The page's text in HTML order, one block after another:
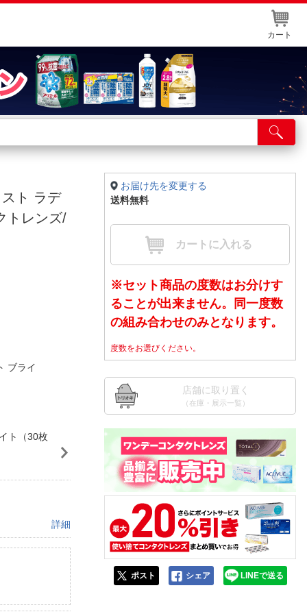
カート
舗サービス
ト取り置き
舗情報・店舗一覧
ト ラデ
トレンズ/
ブライ
ト（30枚
詳細
お届け先を変更する
送料無料
カートに入れる
※セット商品の度数はお分けす
ることが出来ません。同一度数
の組み合わせのみとなります。
度数をお選びください。
店舗に取り置く
（在庫・展示一覧）
ポスト シェア LINEで送る